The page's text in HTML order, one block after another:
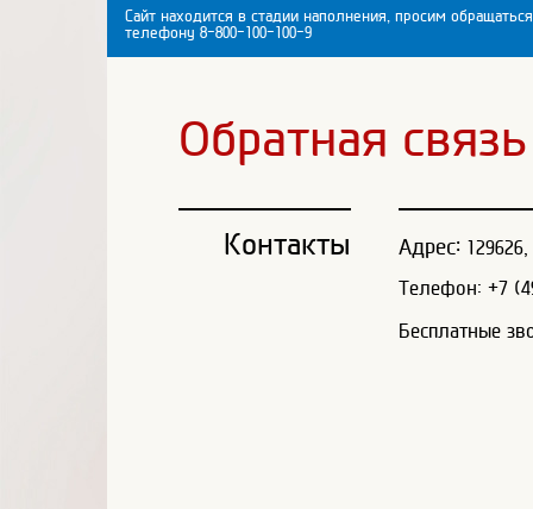
Сайт находится в стадии наполнения, просим
телефону 8-800-100-100-9
Обратная связь
Контакты Адрес:
Телефон: +7
Бесплатные